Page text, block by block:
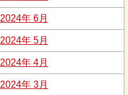
2024年 6月
2024年 5月
2024年 4月
2024年 3月